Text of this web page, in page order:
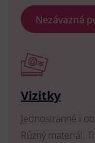
Nezávazná
Vizitky
Jednostranné i
Různý materiál.